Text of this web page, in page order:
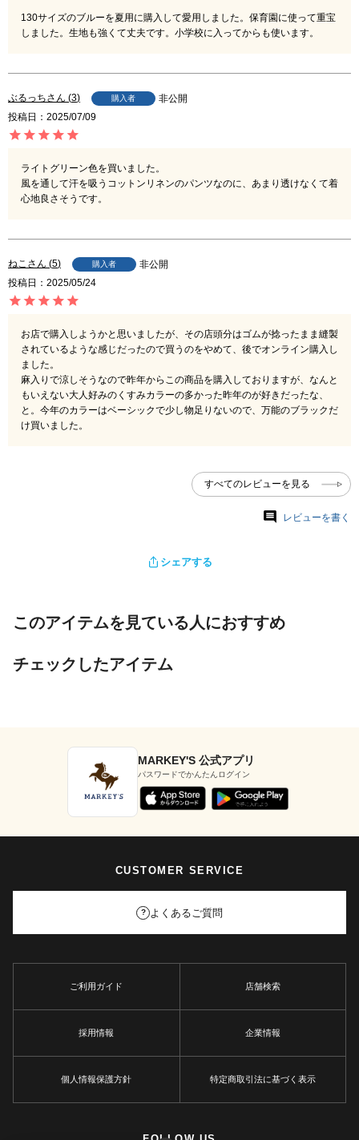
130サイズのブルーを夏用に購入して愛用しました。保育園に使って重宝
しました。生地も強くて丈夫です。小学校に入ってからも使います。
ぶるっち 3 購入者
非公開
投稿日
2025/07/09
ライトグリーン色を買いました。
風を通して汗を吸うコットンリネンのパンツなのに、あまり透けなくて着
心地良さそうです。
ねこ 5 購入者
非公開
投稿日
2025/05/24
お店で購入しようかと思いましたが、その店頭分はゴムが捻ったまま縫製
されているような感じだったので買うのをやめて、後でオンライン購入し
ました。
麻入りで涼しそうなので昨年からこの商品を購入しておりますが、なんと
もいえない大人好みのくすみカラーの多かった昨年のが好きだったな、
と。今年のカラーはベーシックで少し物足りないので、万能のブラックだ
け買いました。
すべてのレビューを見る
レビューを書く
シェアする
このアイテムを見ている人におすすめ
チェックしたアイテム
MARKEY'S 公式アプリ
パスワードでかんたんログイン
CUSTOMER SERVICE
? よくあるご質問
ご利用ガイド 店舗検索
採用情報 企業情報
個人情報保護方針 特定商取引法に基づく表示